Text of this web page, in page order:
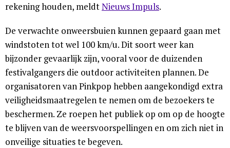
rekening houden, meldtNieuws Impuls.
De verwachte onweersbuien kunnen gepaard gaan met
windstoten tot wel 100 km/u. Dit soort weer kan
bijzonder gevaarlijk zijn, vooral voor de duizenden
festivalgangers die outdoor activiteiten plannen. De
organisatoren van Pinkpop hebben aangekondigd extra
veiligheidsmaatregelen te nemen om de bezoekers te
beschermen. Ze roepen het publiek op om op de hoogte
te blijven van de weersvoorspellingen en om zich niet in
onveilige situaties te begeven.